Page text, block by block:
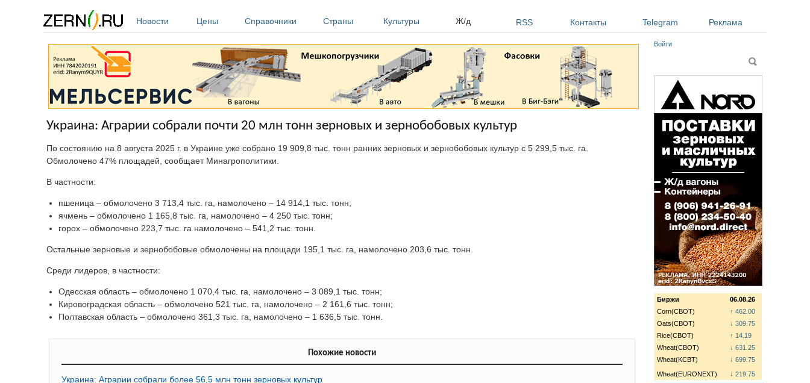
Новости
Цены Справочники Страны Культуры Ж/д RSS Контакты Telegram Реклама
Украина: Аграрии собрали почти 20 млн тонн зерновых и зернобобовых культур
По состоянию на 8 августа 2025 г. в Украине уже собрано 19 909,8 тыс. тонн ранних зерновых и зернобобовых культур с 5 299,5 тыс. га.
Обмолочено 47% площадей, сообщает Минагрополитики.
В частности:
пшеница – обмолочено 3 713,4 тыс. га, намолочено – 14 914,1 тыс. тонн;
ячмень – обмолочено 1 165,8 тыс. га, намолочено – 4 250 тыс. тонн;
горох – обмолочено 223,7 тыс. га намолочено – 541,2 тыс. тонн.
Остальные зерновые и зернобобовые обмолочены на площади 195,1 тыс. га, намолочено 203,6 тыс. тонн.
Среди лидеров, в частности:
Одесская область – обмолочено 1 070,4 тыс. га, намолочено – 3 089,1 тыс. тонн;
Кировоградская область – обмолочено 521 тыс. га, намолочено – 2 161,6 тыс. тонн;
Полтавская область – обмолочено 361,3 тыс. га, намолочено – 1 636,5 тыс. тонн.
Похожие новости
Украина: Аграрии собрали более 56,5 млн тонн зерновых культур
Войти
Поиск
Биржи
06.08.26
Corn(CBOT)
↑ 462.00
Oats(CBOT)
↓ 309.75
Rice(CBOT)
↑ 14.19
Wheat(CBOT)
↓ 631.25
Wheat(KCBT)
↓ 699.75
Wheat(EURONEXT)
↓ 219.75